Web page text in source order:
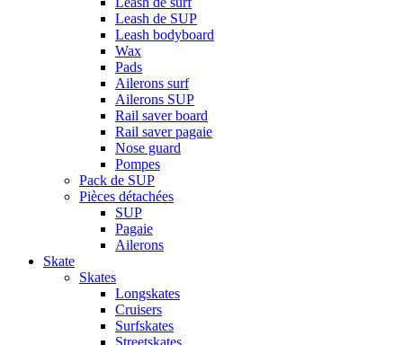
Leash de SUP
Leash bodyboard
Wax
Pads
Ailerons surf
Ailerons SUP
Rail saver board
Rail saver pagaie
Nose guard
Pompes
Pack de SUP
Pièces détachées
SUP
Pagaie
Ailerons
Skate
Skates
Longskates
Cruisers
Surfskates
Streetskates